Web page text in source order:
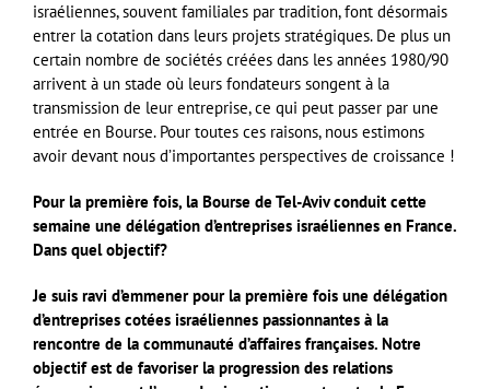
israéliennes, souvent familiales par tradition, font désormais
entrer la cotation dans leurs projets stratégiques. De plus un
certain nombre de sociétés créées dans les années 1980/90
arrivent à un stade où leurs fondateurs songent à la
transmission de leur entreprise, ce qui peut passer par une
entrée en Bourse. Pour toutes ces raisons, nous estimons
avoir devant nous d’importantes perspectives de croissance !
Pour la première fois, la Bourse de Tel-Aviv conduit cette
semaine une délégation d’entreprises israéliennes en France.
Dans quel objectif?
Je suis ravi d’emmener pour la première fois une délégation
d’entreprises cotées israéliennes passionnantes à la
rencontre de la communauté d’affaires françaises. Notre
objectif est de favoriser la progression des relations